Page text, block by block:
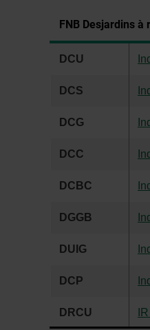
FNB Desjardins à
DCU
DCS
DCG
DCC
DCBC
DGGB
DUIG
DCP
DRCU